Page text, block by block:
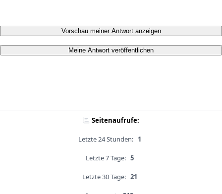
Vorschau meiner Antwort anzeigen
Meine Antwort veröffentlichen
Seitenaufrufe:
Letzte 24 Stunden: 1
Letzte 7 Tage: 5
Letzte 30 Tage: 21